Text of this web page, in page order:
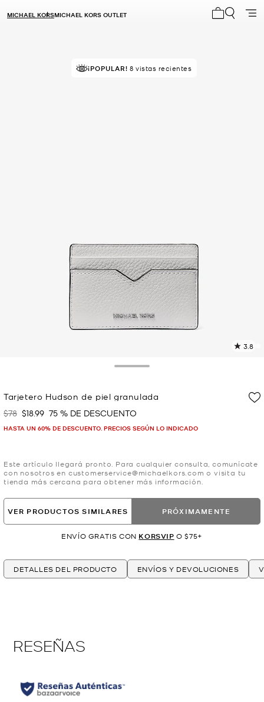
MICHAEL KORSMICHAEL KORS OUTLET
¡POPULAR! 8 vistas recientes
3.8
Tarjetero Hudson de piel granulada
Era
$78 Ahora
$18.99 75 % DE DESCUENTO
HASTA UN 60% DE DESCUENTO. PRECIOS SEGÚN LO INDICADO
Este artículo llegará pronto. Para cualquier consulta, comunícate
con nosotros en customerservice@michaelkors.com o visita tu
tienda más cercana para obtener más información.
VER PRODUCTOS SIMILARES PRÓXIMAMENTE
ENVÍO GRATIS CON KORSVIP O $75+
DETALLES DEL PRODUCTO ENVÍOS Y DEVOLUCIONES